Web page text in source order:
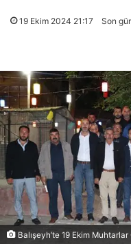
19 Ekim 2024 21:17 Son
Balışeyh’te 19 Ekim